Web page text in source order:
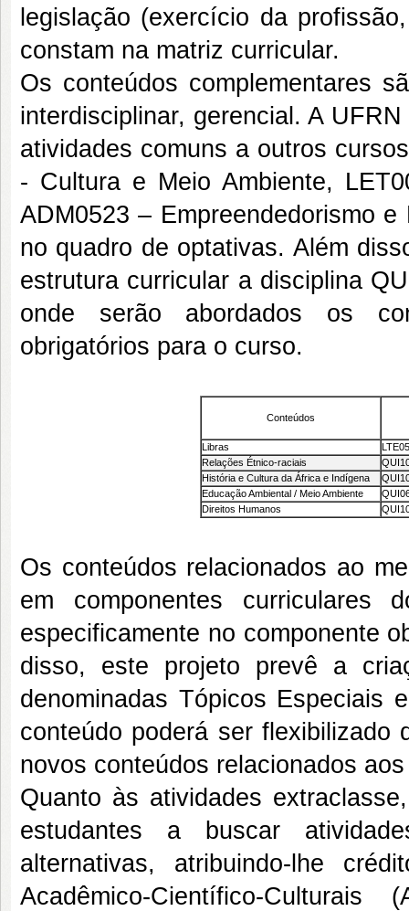
legislação (exercício da
constam na matriz curricular.
Os conteúdos complementares
interdisciplinar, gerencial. A
atividades comuns a outros
- Cultura e Meio Ambiente,
ADM0523 – Empreendedorismo
no quadro de optativas. Além
estrutura curricular a disciplina
onde serão abordados os
obrigatórios para o curso.
Conteúdos
Libras
Relações Étnico-raciais
História e Cultura da África e Indígena
Educação Ambiental / Meio Ambiente
Direitos Humanos
Os conteúdos relacionados ao
em componentes curriculares
especificamente no componente
disso, este projeto prevê a
denominadas Tópicos Especiais
conteúdo poderá ser flexibilizado
novos conteúdos relacionados
Quanto às atividades
estudantes a buscar
alternativas, atribuindo-lhe
Acadêmico-Científico-